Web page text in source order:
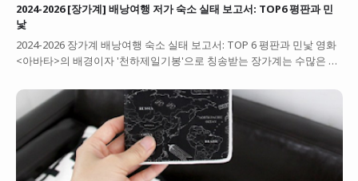
2024-2026 [장가계] 배낭여행 저가 숙소 실태 보고서: TOP6 평판과 민
낯
2024-2026 장가계 배낭여행 숙소 실태 보고서: TOP 6 평판과 민낯 영화
<아바타>의 배경이자 '천하제일기봉'으로 칭송받는 장가계는 수많은 …